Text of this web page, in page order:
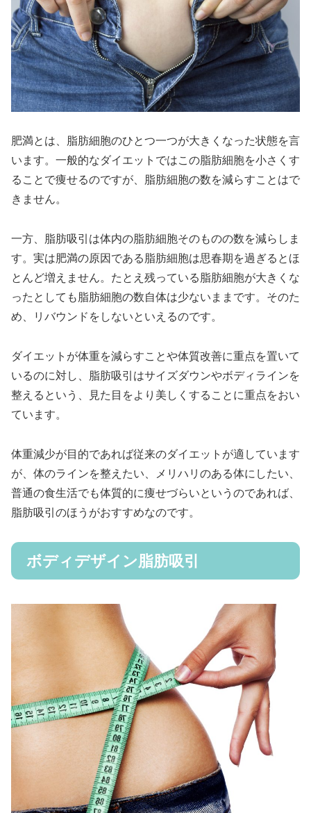
肥満とは、脂肪細胞のひとつ一つが大きくなった状態を言
います。一般的なダイエットではこの脂肪細胞を小さくす
ることで痩せるのですが、脂肪細胞の数を減らすことはで
きません。
一方、脂肪吸引は体内の脂肪細胞そのものの数を減らしま
す。実は肥満の原因である脂肪細胞は思春期を過ぎるとほ
とんど増えません。たとえ残っている脂肪細胞が大きくな
ったとしても脂肪細胞の数自体は少ないままです。そのた
め、リバウンドをしないといえるのです。
ダイエットが体重を減らすことや体質改善に重点を置いて
いるのに対し、脂肪吸引はサイズダウンやボディラインを
整えるという、見た目をより美しくすることに重点をおい
ています。
体重減少が目的であれば従来のダイエットが適しています
が、体のラインを整えたい、メリハリのある体にしたい、
普通の食生活でも体質的に痩せづらいというのであれば、
脂肪吸引のほうがおすすめなのです。
ボディデザイン脂肪吸引